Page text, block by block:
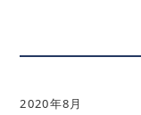
2020年8月